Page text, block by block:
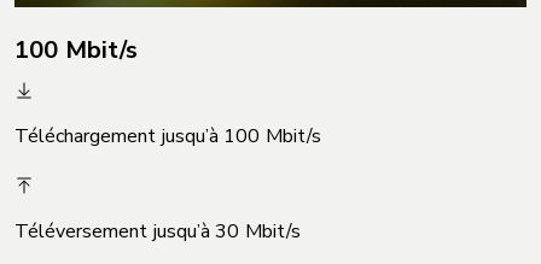
100 Mbit/s
Téléchargement jusqu’à 100 Mbit/s
Téléversement jusqu’à 30 Mbit/s